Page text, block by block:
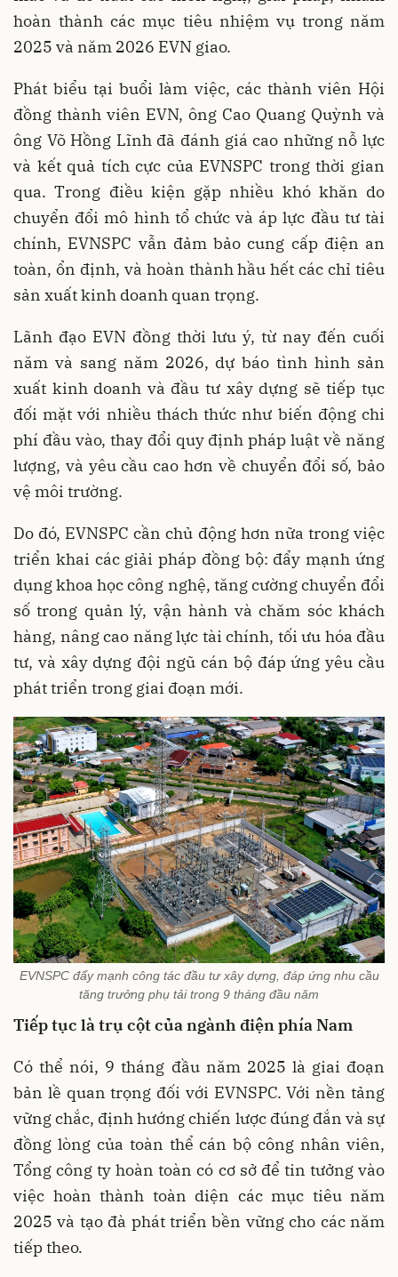
hoàn thành các mục tiêu nhiệm vụ trong năm
2025 và năm 2026 EVN giao.
Phát biểu tại buổi làm việc, các thành viên Hội
đồng thành viên EVN, ông Cao Quang Quỳnh và
ông Võ Hồng Lĩnh đã đánh giá cao những nỗ lực
và kết quả tích cực của EVNSPC trong thời gian
qua. Trong điều kiện gặp nhiều khó khăn do
chuyển đổi mô hình tổ chức và áp lực đầu tư tài
chính, EVNSPC vẫn đảm bảo cung cấp điện an
toàn, ổn định, và hoàn thành hầu hết các chỉ tiêu
sản xuất kinh doanh quan trọng.
Lãnh đạo EVN đồng thời lưu ý, từ nay đến cuối
năm và sang năm 2026, dự báo tình hình sản
xuất kinh doanh và đầu tư xây dựng sẽ tiếp tục
đối mặt với nhiều thách thức như biến động chi
phí đầu vào, thay đổi quy định pháp luật về năng
lượng, và yêu cầu cao hơn về chuyển đổi số, bảo
vệ môi trường.
Do đó, EVNSPC cần chủ động hơn nữa trong việc
triển khai các giải pháp đồng bộ: đẩy mạnh ứng
dụng khoa học công nghệ, tăng cường chuyển đổi
số trong quản lý, vận hành và chăm sóc khách
hàng, nâng cao năng lực tài chính, tối ưu hóa đầu
tư, và xây dựng đội ngũ cán bộ đáp ứng yêu cầu
phát triển trong giai đoạn mới.
EVNSPC đẩy mạnh công tác đầu tư xây dựng, đáp ứng nhu cầu
tăng trưởng phụ tải trong 9 tháng đầu năm
Tiếp tục là trụ cột của ngành điện phía Nam
Có thể nói, 9 tháng đầu năm 2025 là giai đoạn
bản lề quan trọng đối với EVNSPC. Với nền tảng
vững chắc, định hướng chiến lược đúng đắn và sự
đồng lòng của toàn thể cán bộ công nhân viên,
Tổng công ty hoàn toàn có cơ sở để tin tưởng vào
việc hoàn thành toàn diện các mục tiêu năm
2025 và tạo đà phát triển bền vững cho các năm
tiếp theo.